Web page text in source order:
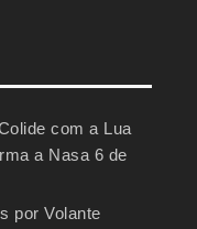
com a Lua
a Nasa 6 de
por Volante